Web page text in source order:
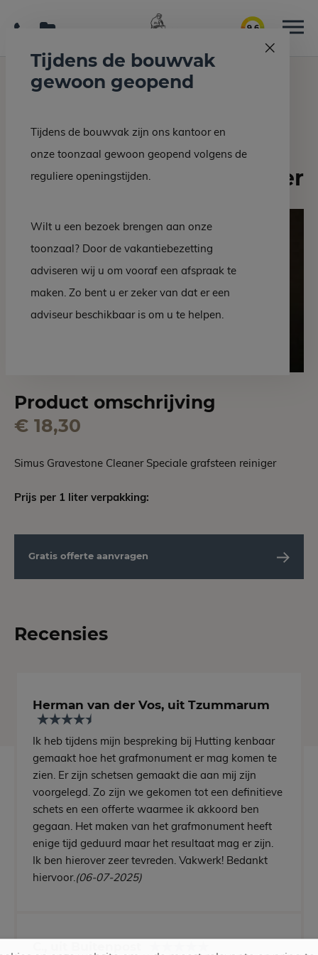
9.6
Home Interieur/bouw Simus gravestone cleaner
Simus gravestone cleaner
Product omschrijving
€ 18,30
Simus Gravestone Cleaner Speciale grafsteen reiniger
Prijs per 1 liter verpakking:
Gratis offerte aanvragen
Recensies
Herman van der Vos, uit Tzummarum
Ik heb tijdens mijn bespreking bij Hutting kenbaar
gemaakt hoe het grafmonument er mag komen te
zien. Er zijn schetsen gemaakt die aan mij zijn
voorgelegd. Zo zijn we gekomen tot een definitieve
schets en een offerte waarmee ik akkoord ben
gegaan. Het maken van het grafmonument heeft
enige tijd geduurd maar het resultaat mag er zijn.
Ik ben hierover zeer tevreden. Vakwerk! Bedankt
hiervoor. (06-07-2025)
Tijdens de bouwvak
gewoon geopend
Tijdens de bouwvak zijn ons kantoor en
onze toonzaal gewoon geopend volgens de
reguliere openingstijden.
Wilt u een bezoek brengen aan onze
toonzaal? Door de vakantiebezetting
adviseren wij u om vooraf een afspraak te
maken. Zo bent u er zeker van dat er een
adviseur beschikbaar is om u te helpen.